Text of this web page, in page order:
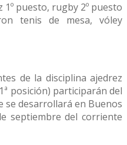
puesto, rugby 2º puesto
tenis de mesa, vóley
de la disciplina ajedrez
posición) participarán del
se desarrollará en Buenos
septiembre del corriente